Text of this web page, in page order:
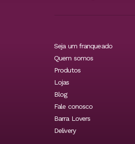
Seja um franqueado
Quem somos
Produtos
Lojas
Blog
Fale conosco
Barra Lovers
Delivery